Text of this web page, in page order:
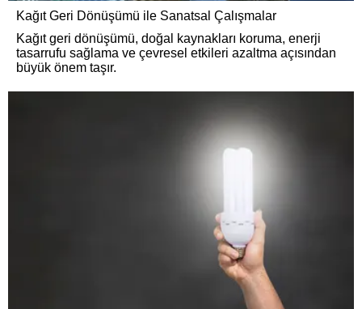
Kağıt Geri Dönüşümü ile Sanatsal Çalışmalar
Kağıt geri dönüşümü, doğal kaynakları koruma, enerji
tasarrufu sağlama ve çevresel etkileri azaltma açısından
büyük önem taşır.